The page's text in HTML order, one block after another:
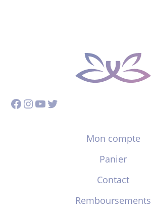
Facebook
Instagram
YouTube
Twitter
Mon compte
Panier
Contact
Remboursements